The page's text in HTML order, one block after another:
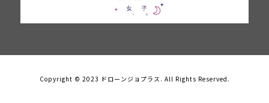
Copyright © 2023 ドローンジョプラス. All Rights Reserved.